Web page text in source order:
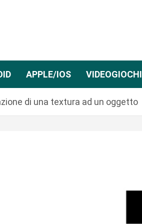
APPLE/IOS VIDEOGIOCHI
di una textura ad un oggetto